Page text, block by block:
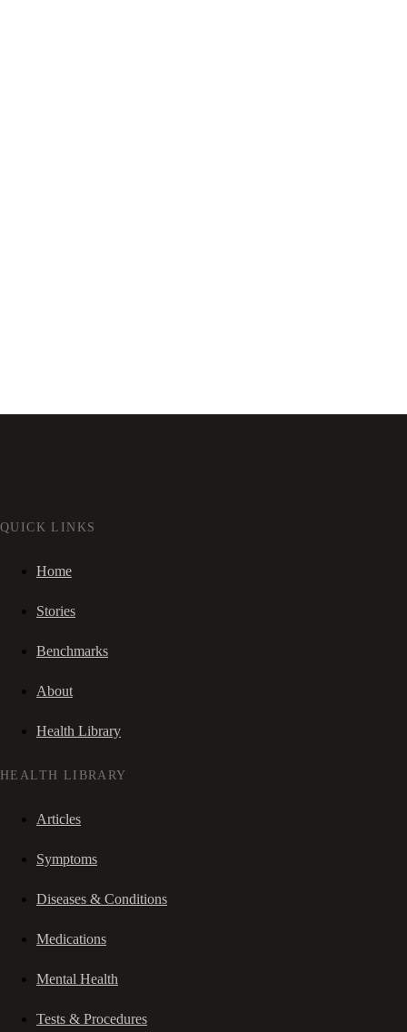
QUICK LINKS
Home
Stories
Benchmarks
About
Health Library
HEALTH LIBRARY
Articles
Symptoms
Diseases & Conditions
Medications
Mental Health
Tests & Procedures